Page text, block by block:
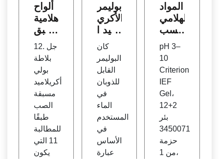
ألواح
هلامية
مسبق
ة الص
ب بال
رحلان
الكهرب
ائي ذا
ت عم
ر تخز
يني م
متد -
Bio-
12. جل
بلاطة
بولي
أكريلاميد
مسبقة
الصب
طبقًا
للمطالبة
11 التي
يكون
بوليمر
الأكري
لاميد ا
لمست
خدم ل
تقليل
الدقائ
ق في
هلام ف
ت الأل
ومنيو
م - ش
كان
البوليمر
القابل
للذوبان
في
الماء
المستخدم
في
الأساس
عبارة
المواد
الهلامي
ة مسب
قة ال
صنع
Crite
rion
™ IE
F | أب
حاث
علوم
| Bio-
pH 3–
10
Criterion
IEF
Gel،
12+2
بئر
3450071
حزمة
من 1،